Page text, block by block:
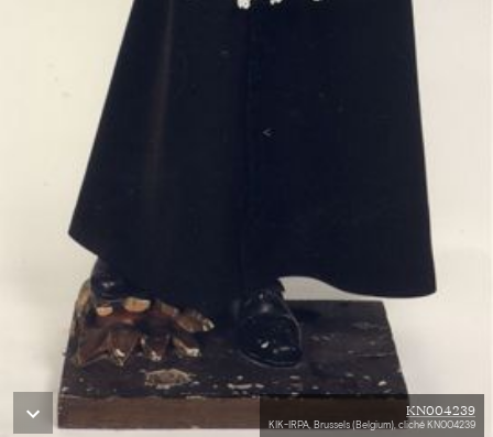
KN004239
KIK-IRPA, Brussels (Belgium), cliché KN004239